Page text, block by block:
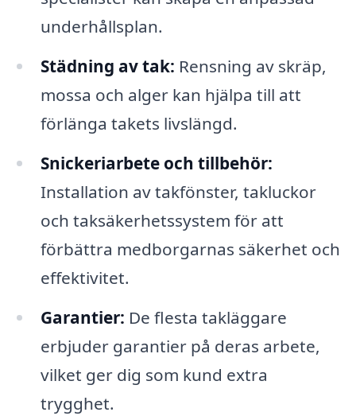
underhållsplan.
Städning av tak: Rensning av skräp,
mossa och alger kan hjälpa till att
förlänga takets livslängd.
Snickeriarbete och tillbehör:
Installation av takfönster, takluckor
och taksäkerhetssystem för att
förbättra medborgarnas säkerhet och
effektivitet.
Garantier: De flesta takläggare
erbjuder garantier på deras arbete,
vilket ger dig som kund extra
trygghet.